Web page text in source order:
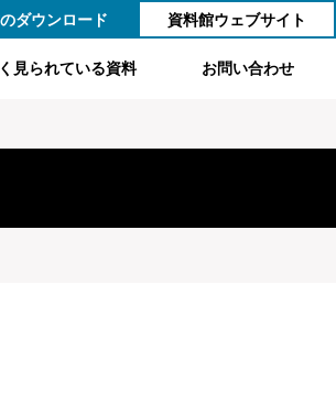
ダウンロード 資料館ウェブサイト
見られている資料 お問い合わせ